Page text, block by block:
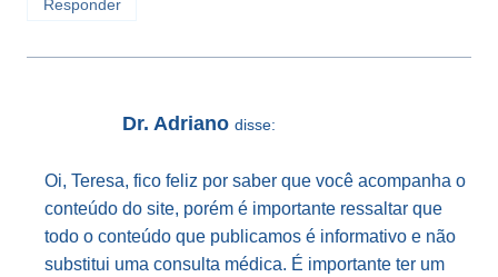
Responder
Dr. Adriano disse:
Oi, Teresa, fico feliz por saber que você acompanha o
conteúdo do site, porém é importante ressaltar que
todo o conteúdo que publicamos é informativo e não
substitui uma consulta médica. É importante ter um